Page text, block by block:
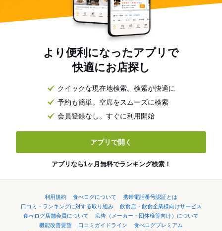
より便利になったアプリで
快適にお店探し
クイックな現在地検索。検索が快適に
予約も簡単。空席をスムーズに検索
会員登録なし。すぐに利用開始
アプリで開く
アプリなら1ヶ月無料でランキング検索！
利用規約 食べログについて
携帯電話番号認証とは
口コミ・ランキングに対する取り組み
飲食店・飲食企業様向けサービス
食べログ店舗会員について
広告（メーカー・団体様等向け）について
機能改善要望
口コミガイドライン
食べログプレミアム